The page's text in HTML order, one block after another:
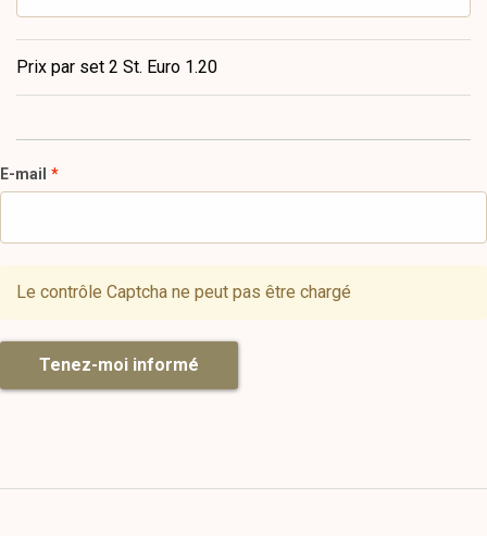
Prix par set 2 St. Euro 1.20
E-mail
Le contrôle Captcha ne peut pas être chargé
Tenez-moi informé